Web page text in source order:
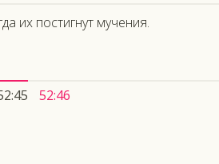
их постигнут мучения.
52:46